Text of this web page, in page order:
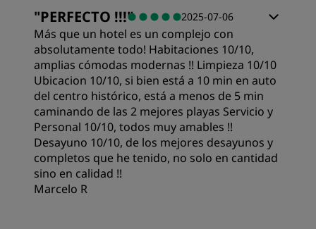
"PERFECTO !!!" 2025-07-06
Más que un hotel es un complejo con
absolutamente todo! Habitaciones 10/10,
amplias cómodas modernas !! Limpieza 10/10
Ubicacion 10/10, si bien está a 10 min en auto
del centro histórico, está a menos de 5 min
caminando de las 2 mejores playas Servicio y
Personal 10/10, todos muy amables !!
Desayuno 10/10, de los mejores desayunos y
completos que he tenido, no solo en cantidad
sino en calidad !!
Marcelo R